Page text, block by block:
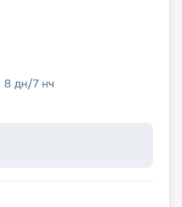
8 дн/7 нч